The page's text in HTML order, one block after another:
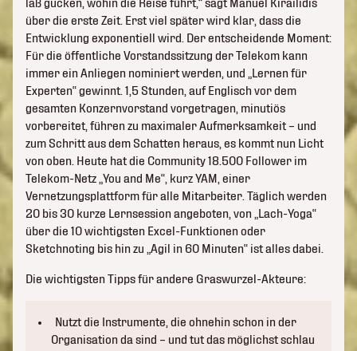
laß gucken, wohin die Reise führt,“ sagt Manuel Kirailidis
über die erste Zeit. Erst viel später wird klar, dass die
Entwicklung exponentiell wird. Der entscheidende Moment:
Für die öffentliche Vorstandssitzung der Telekom kann
immer ein Anliegen nominiert werden, und „Lernen für
Experten“ gewinnt. 1,5 Stunden, auf Englisch vor dem
gesamten Konzernvorstand vorgetragen, minutiös
vorbereitet, führen zu maximaler Aufmerksamkeit – und
zum Schritt aus dem Schatten heraus, es kommt nun Licht
von oben. Heute hat die Community 18.500 Follower im
Telekom-Netz „You and Me“, kurz YAM, einer
Vernetzungsplattform für alle Mitarbeiter. Täglich werden
20 bis 30 kurze Lernsession angeboten, von „Lach-Yoga“
über die 10 wichtigsten Excel-Funktionen oder
Sketchnoting bis hin zu „Agil in 60 Minuten“ ist alles dabei.
Die wichtigsten Tipps für andere Graswurzel-Akteure:
Nutzt die Instrumente, die ohnehin schon in der
Organisation da sind – und tut das möglichst schlau